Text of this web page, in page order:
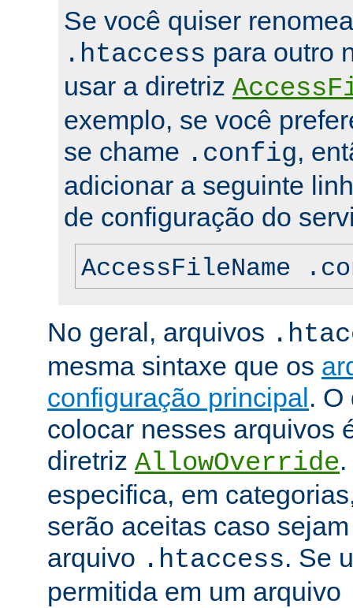
Se você quiser
.htaccess para outro
usar a diretriz
exemplo, se você
se chame .config,
adicionar a seguinte
de configuração do
AccessFileName
No geral, arquivos
mesma sintaxe que os
configuração principal. O
colocar nesses arquivos
diretriz AllowOverride
especifica, em
serão aceitas caso
arquivo .htaccess. Se
permitida em um arquivo